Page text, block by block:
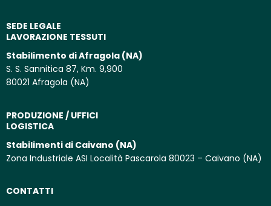
SEDE LEGALE
LAVORAZIONE TESSUTI
Stabilimento di Afragola (NA)
S. S. Sannitica 87, Km. 9,900
80021 Afragola (NA)
PRODUZIONE / UFFICI
LOGISTICA
Stabilimenti di Caivano (NA)
Zona Industriale ASI Località Pascarola 80023 – Caivano (NA)
CONTATTI